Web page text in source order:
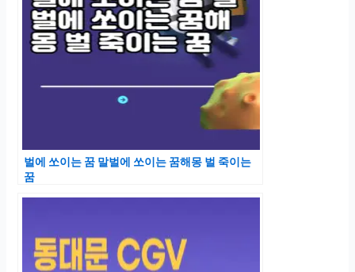
벌에 쏘이는 꿈 말벌에 쏘이는 꿈해몽 벌 죽이는
꿈